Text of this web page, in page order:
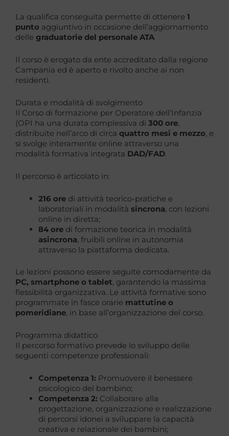
La qualifica conseguita permette di ottenere 1
punto aggiuntivo in occasione dell’aggiornamento
delle graduatorie del personale ATA
Il corso è erogato da ente accreditato dalla regione
Campania ed è aperto e rivolto anche ai non
residenti.
Durata e modalità di svolgimento
Il Corso di formazione per Operatore dell’Infanzia
(OPI ha una durata complessiva di 300 ore,
distribuite nell’arco di circa quattro mesi e mezzo, e
si svolge interamente online attraverso una
modalità formativa integrata DAD/FAD.
Il percorso è articolato in:
216 ore di attività teorico-pratiche e
laboratoriali in modalità sincrona, con lezioni
online in diretta;
84 ore di formazione teorica in modalità
asincrona, fruibili online in autonomia
attraverso la piattaforma dedicata.
Le lezioni possono essere seguite comodamente da
PC, smartphone o tablet, garantendo la massima
flessibilità organizzativa. Le attività formative sono
programmate in fasce orarie mattutine o
pomeridiane, in base all’organizzazione del corso.
Programma didattico
Il percorso formativo prevede lo sviluppo delle
seguenti competenze professionali:
Competenza 1: Promuovere il benessere
psicologico del bambino;
Competenza 2: Collaborare alla
progettazione, organizzazione e realizzazione
di percorsi idonei a sviluppare la capacità
creativa e relazionale dei bambini;